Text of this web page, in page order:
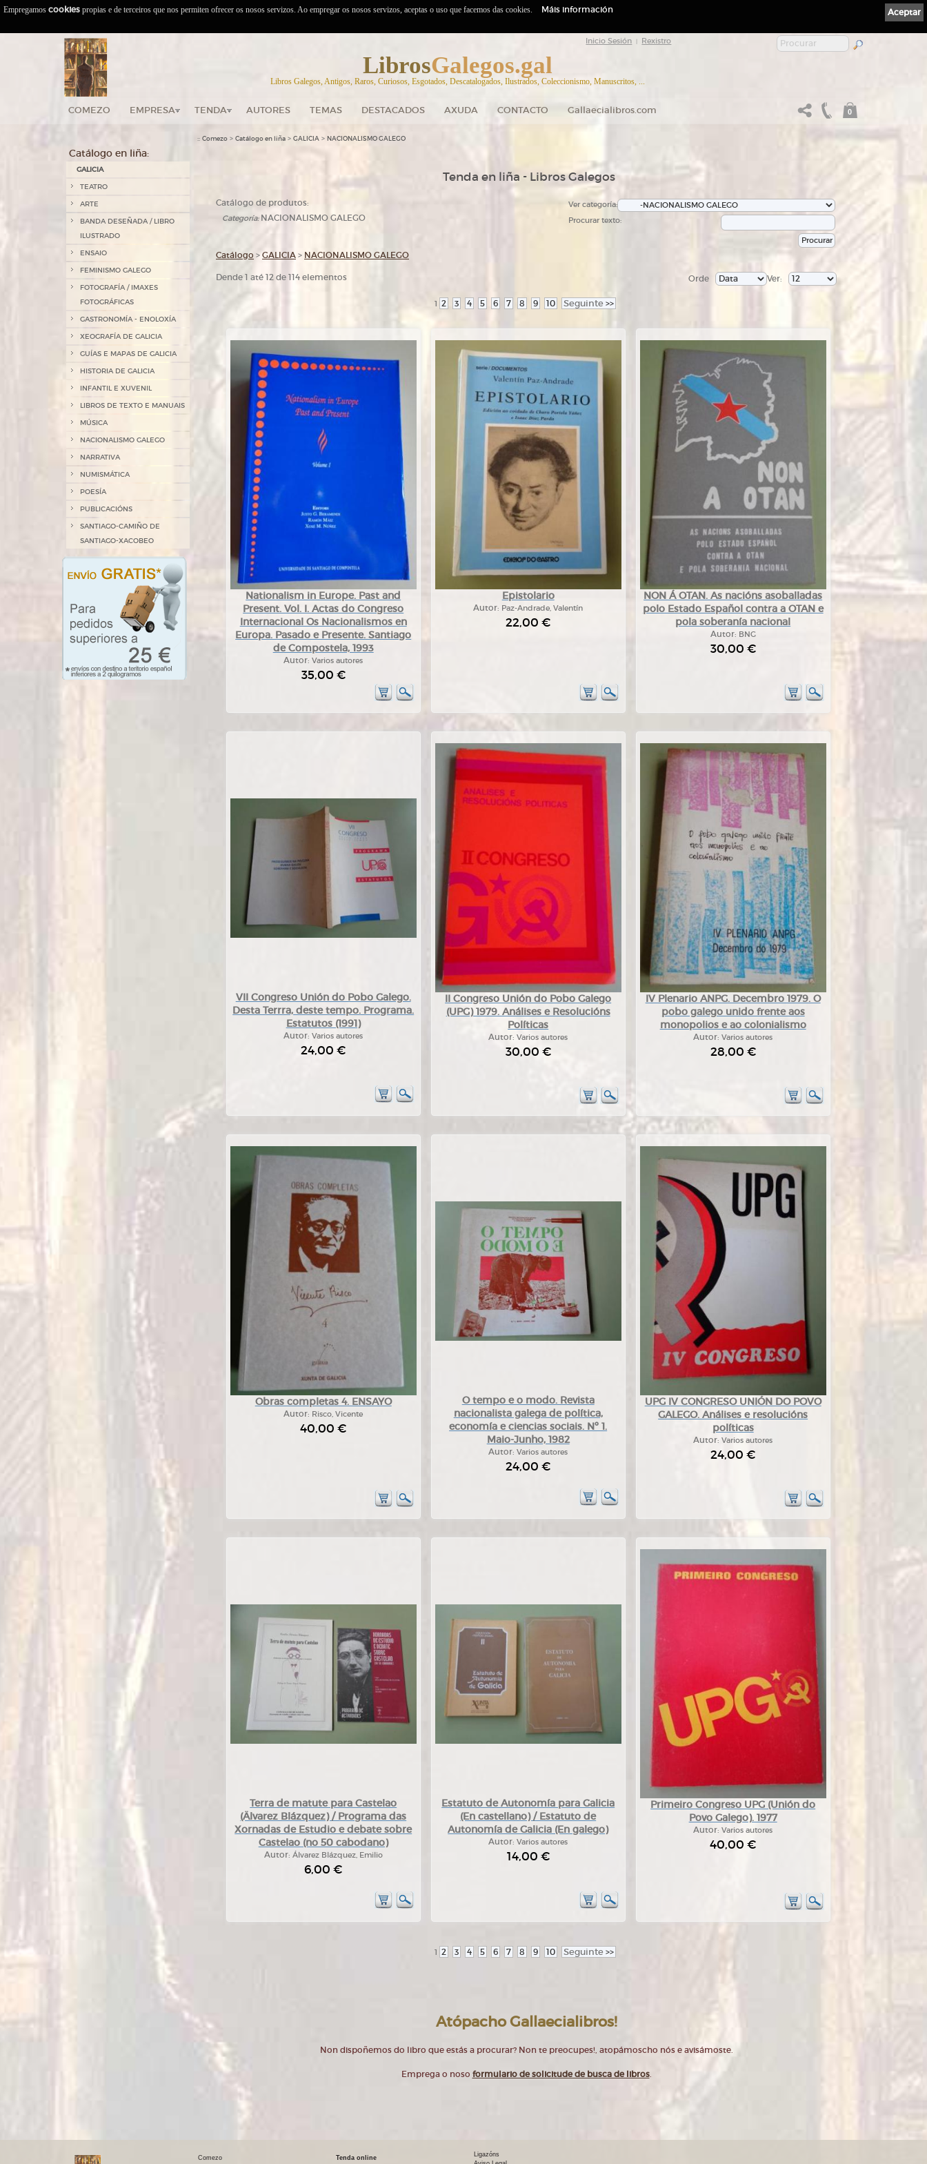
Inicio Sesión Rexistro
LibrosGalegos.gal
Libros Galegos, Antigos, Raros, Curiosos, Esgotados, Descatalogados, Ilustrados, Coleccionismo, Manuscritos, ...
COMEZO EMPRESA TENDA AUTORES TEMAS DESTACADOS AXUDA CONTACTO Gallaecialibros.com 0
Catálogo en liña:
GALICIA
TEATRO
ARTE
BANDA DESEÑADA / LIBRO
ILUSTRADO
ENSAIO
FEMINISMO GALEGO
FOTOGRAFÍA / IMAXES
FOTOGRÁFICAS
GASTRONOMÍA - ENOLOXÍA
XEOGRAFÍA DE GALICIA
GUÍAS E MAPAS DE GALICIA
HISTORIA DE GALICIA
INFANTIL E XUVENIL
LIBROS DE TEXTO E MANUAIS
MÚSICA
NACIONALISMO GALEGO
NARRATIVA
NUMISMÁTICA
POESÍA
PUBLICACIÓNS
SANTIAGO-CAMIÑO DE
SANTIAGO-XACOBEO
:: Comezo > Catálogo en liña > GALICIA > NACIONALISMO GALEGO
Tenda en liña - Libros Galegos
Catálogo de produtos:
Categoría:NACIONALISMO GALEGO
Ver categoría:
Procurar texto:
Catálogo > GALICIA > NACIONALISMO GALEGO
Dende 1 até 12 de 114 elementos Ver:
Orde
1 2 3 4 5 6 7 8 9 10 Seguinte >>
Nationalism in Europe. Past and
Present. Vol. I. Actas do Congreso
Internacional Os Nacionalismos en
Europa. Pasado e Presente. Santiago
de Compostela, 1993
Autor:Varios autores
35,00 €
Epistolario
Autor: Paz-Andrade, Valentín
22,00 €
NON Á OTAN. As nacións asoballadas
polo Estado Español contra a OTAN e
pola soberanía nacional
Autor: BNG
30,00 €
VII Congreso Unión do Pobo Galego.
Desta Terrra, deste tempo. Programa.
Estatutos (1991)
Autor:Varios autores
24,00 €
II Congreso Unión do Pobo Galego
(UPG) 1979. Análises e Resolucións
Políticas
Autor:Varios autores
30,00 €
IV Plenario ANPG. Decembro 1979. O
pobo galego unido frente aos
monopolios e ao colonialismo
Autor:Varios autores
28,00 €
Obras completas 4. ENSAYO
Autor: Risco, Vicente
40,00 €
O tempo e o modo. Revista
nacionalista galega de política,
economía e ciencias sociais. Nº 1.
Maio-Junho, 1982
Autor:Varios autores
24,00 €
UPG IV CONGRESO UNIÓN DO POVO
GALEGO. Análises e resolucións
políticas
Autor:Varios autores
24,00 €
Terra de matute para Castelao
(Älvarez Blázquez) / Programa das
Xornadas de Estudio e debate sobre
Castelao (no 50 cabodano)
Autor: Álvarez Blázquez, Emilio
6,00 €
Estatuto de Autonomía para Galicia
(En castellano) / Estatuto de
Autonomía de Galicia (En galego)
Autor:Varios autores
14,00 €
Primeiro Congreso UPG (Unión do
Povo Galego). 1977
Autor:Varios autores
40,00 €
1 2 3 4 5 6 7 8 9 10 Seguinte >>
Atópacho Gallaecialibros!
Non dispoñemos do libro que estás a procurar? Non te preocupes!, atopámoscho nós e avisámoste.
Emprega o noso formulario de solicitude de busca de libros.
Comezo Tenda online
Ligazóns
Aceptar
Empregamos cookies propias e de terceiros que nos permiten ofrecer os nosos servizos. Ao empregar os nosos servizos, aceptas o uso que facemos das cookies. Máis información